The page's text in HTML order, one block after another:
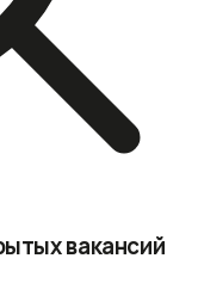
вакансий